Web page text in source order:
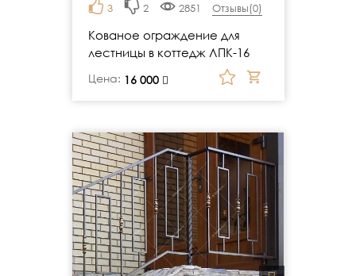
3 2 2851 Отзывы(0)
Кованое ограждение для
лестницы в коттедж ЛПК-16
Цена: 16 000
руб.